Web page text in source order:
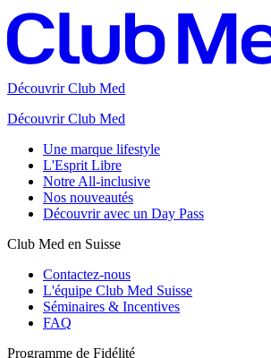
Découvrir Club Med
Découvrir Club Med
Une marque lifestyle
L'Esprit Libre
Notre All-inclusive
Nos nouveautés
Découvrir avec un Day Pass
Club Med en Suisse
Contactez-nous
L'équipe Club Med Suisse
Séminaires & Incentives
FAQ
Programme de Fidélité